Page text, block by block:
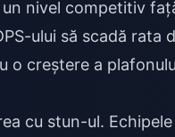
nivel competitiv
ului să scadă rata
o creștere a
cu stun-ul.